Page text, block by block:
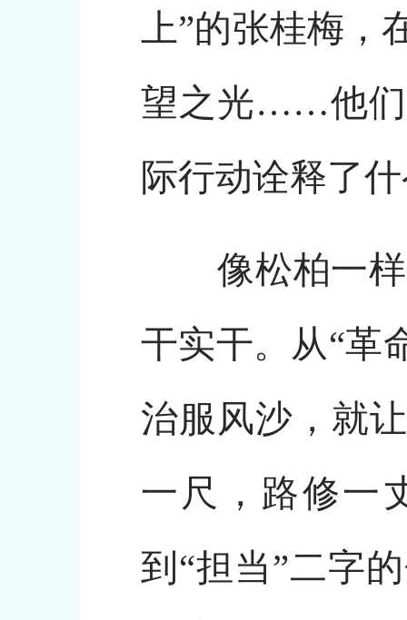
上”的张桂梅
望之光……他们
际行动诠释了
像松柏一样
干实干。从“革
治服风沙，就
一尺，路修一
到“担当”二字